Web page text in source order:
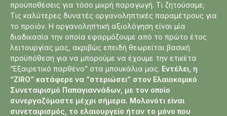
προϋποθέσεις για τόσο μικρή παραγωγή. Τι ζητούσαμε;
Τις καλύτερες δυνατές οργανοληπτικές παραμέτρους για
το προϊόν. Η οργανοληπτική αξιολόγηση είναι μία
διαδικασία την οποία εφαρμόζουμε από το πρώτο έτος
λειτουργίας μας, ακριβώς επειδή θεωρείται βασική
προϋπόθεση για να μπορούμε να έχουμε την ετικέτα
“Εξαιρετικό παρθένο” στα μπουκάλια μας. Εντέλει, η
“ZIRO” κατάφερε να “στεριώσει” στον Ελαιοκομικό
Συνεταιρισμό Παπαγιαννάδων, με τον οποίο
συνεργαζόμαστε μέχρι σήμερα. Μολονότι είναι
συνεταιρισμός, το ελαιουργείο ήταν το μόνο που